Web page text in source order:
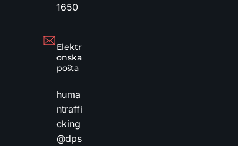
1650
Elektr
onska
pošta
huma
ntraffi
cking
@dps